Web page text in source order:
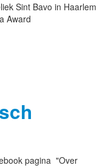
Sint Bavo in Haarlem
Award
pagina "Over